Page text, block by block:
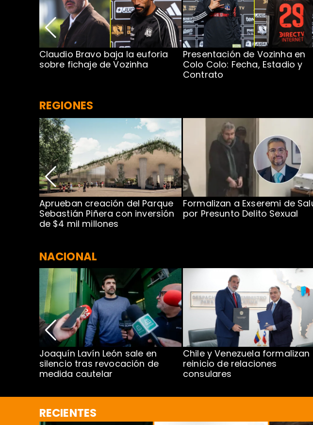
Claudio Bravo baja la euforia
sobre fichaje de Vozinha
Presentación de Vozinha en
Colo Colo: Fecha, Estadio y
Contrato
REGIONES
Aprueban creación del Parque
Sebastián Piñera con inversión
de $4 mil millones
Formalizan a Exseremi de
por Presunto Delito Sexual
NACIONAL
Joaquín Lavín León sale en
silencio tras revocación de
medida cautelar
Chile y Venezuela formalizan
reinicio de relaciones
consulares
RECIENTES